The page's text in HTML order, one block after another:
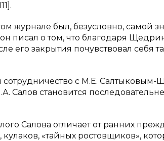
журнале был, безусловно, самой
писал о том, что благодаря
его закрытия почувствовал себя
сотрудничество с М.Е.
Салов становится
Салова отличает от ранних
«тайных ростовщиков»,